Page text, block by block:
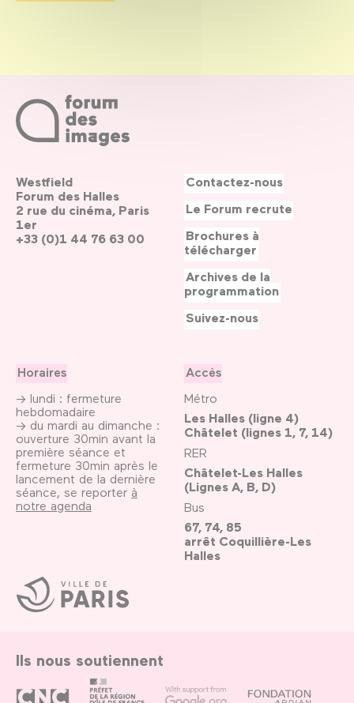
Ville
de
Paris
Westfield
Forum des Halles
2 rue du cinéma, Paris
1er
+33 (0)1 44 76 63 00
Horaires
→ lundi : fermeture
hebdomadaire
→ du mardi au dimanche :
ouverture 30min avant la
première séance et
fermeture 30min après le
lancement de la dernière
séance, se reporter à
notre agenda
Accès
Métro
Les Halles (ligne 4)
Châtelet (lignes 1, 7, 14)
RER
Châtelet-Les Halles
(Lignes A, B, D)
Bus
67, 74, 85
arrêt Coquillière-Les
Halles
Contactez-nous
Le Forum recrute
Brochures à
télécharger
Archives de la
programmation
Suivez-nous
Ils nous soutiennent